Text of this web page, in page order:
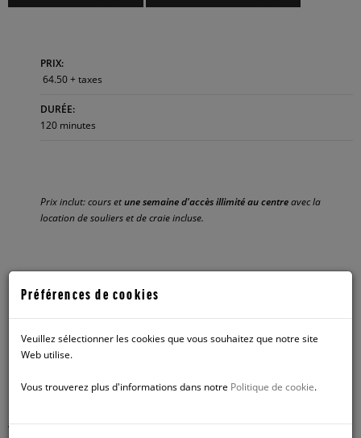
PRIX:
64.50 + taxes
DURÉE:
120 minutes
Prix inclut: cours etune semaine d'accès illimité au centreavec la
location de souliers et de craie incluse.
BLOC 201
Vous grimpez confortablement dans les circuits bleus? Vous avez envie de
Préférences de cookies
Veuillez sélectionner les cookies que vous souhaitez que notre site
Web utilise.
Vous trouverez plus d'informations dans notre Politique de cookie.